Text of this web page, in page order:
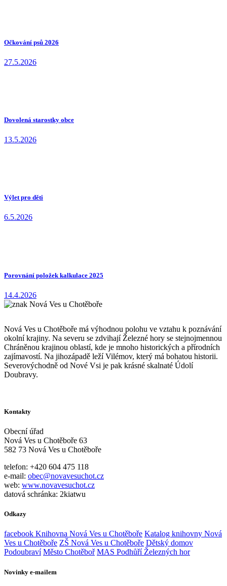
Očkování psů 2026
27.5.2026
Dovolená starostky obce
13.5.2026
Výlet pro děti
6.5.2026
Porovnání položek kalkulace 2025
14.4.2026
Nová Ves u Chotěboře má výhodnou polohu ve vztahu k poznávání
okolní krajiny. Na severu se zdvihají Železné hory se stejnojmennou
Chráněnou krajinou oblastí, kde je mnoho historických a přírodních
zajímavostí. Na jihozápadě leží Vilémov, který má bohatou historii.
Severovýchodně od Nové Vsi je pak krásné skalnaté Údolí
Doubravy.
Kontakty
Obecní úřad
Nová Ves u Chotěboře 63
582 73 Nová Ves u Chotěboře
telefon: +420 604 475 118
e-mail: obec@novavesuchot.cz
web: www.novavesuchot.cz
datová schránka: 2kiatwu
Odkazy
facebook Knihovna Nová Ves u Chotěboře Katalog knihovny Nová
Ves u Chotěboře ZŠ Nová Ves u Chotěboře Dětský domov
Podoubraví Město Chotěboř MAS Podhůří Železných hor
Novinky e-mailem